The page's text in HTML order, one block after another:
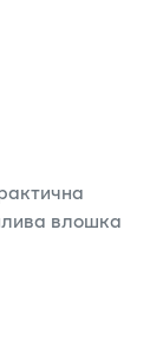
влошка